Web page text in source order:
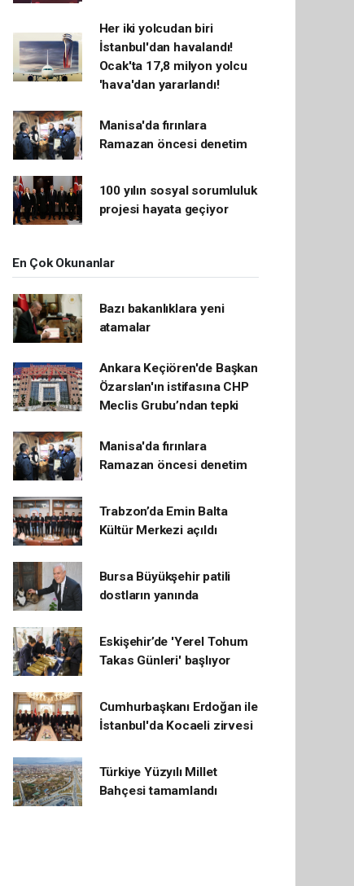
Her iki yolcudan biri
İstanbul'dan havalandı!
Ocak'ta 17,8 milyon yolcu
'hava'dan yararlandı!
Manisa'da fırınlara
Ramazan öncesi denetim
100 yılın sosyal sorumluluk
projesi hayata geçiyor
En Çok Okunanlar
Bazı bakanlıklara yeni
atamalar
Ankara Keçiören'de Başkan
Özarslan'ın istifasına CHP
Meclis Grubu’ndan tepki
Manisa'da fırınlara
Ramazan öncesi denetim
Trabzon’da Emin Balta
Kültür Merkezi açıldı
Bursa Büyükşehir patili
dostların yanında
Eskişehir’de 'Yerel Tohum
Takas Günleri' başlıyor
Cumhurbaşkanı Erdoğan ile
İstanbul'da Kocaeli zirvesi
Türkiye Yüzyılı Millet
Bahçesi tamamlandı